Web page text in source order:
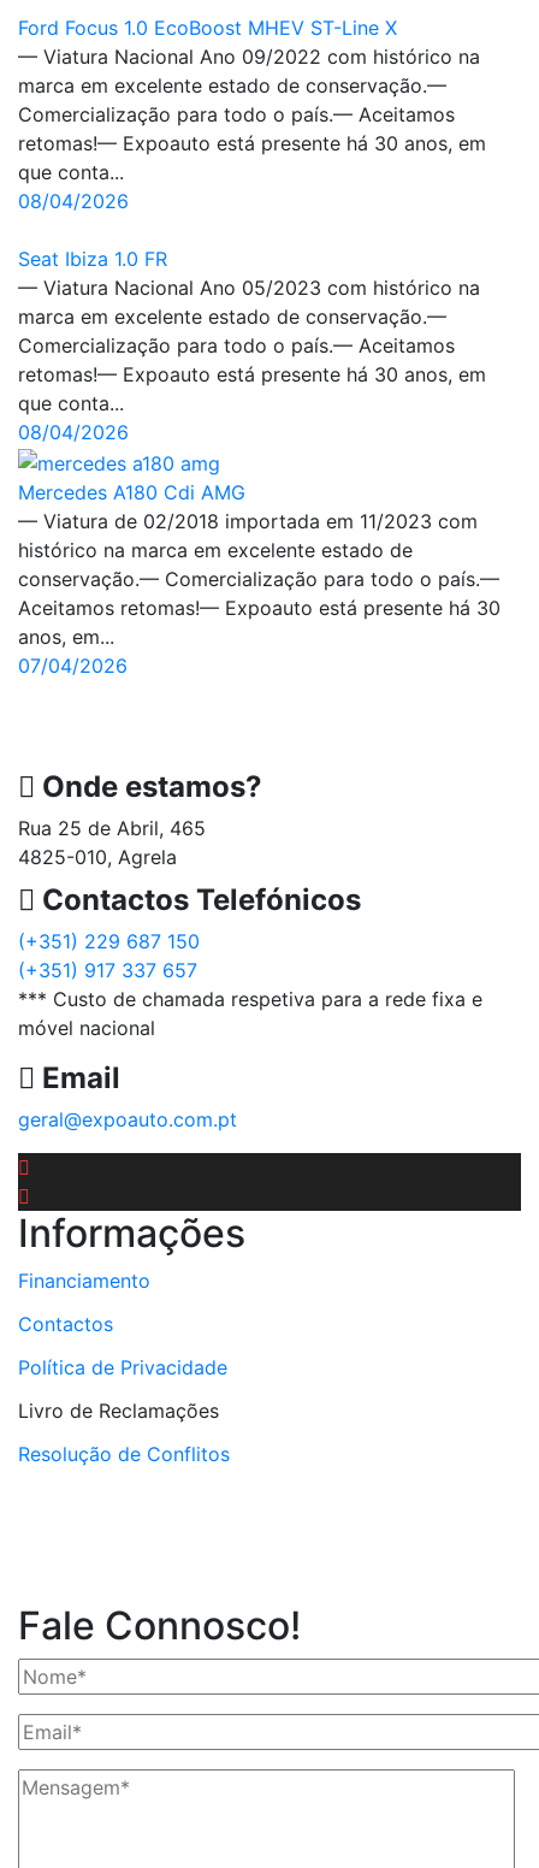
Ford Focus 1.0 EcoBoost MHEV ST-Line X
— Viatura Nacional Ano 09/2022 com histórico na
marca em excelente estado de conservação.—
Comercialização para todo o país.— Aceitamos
retomas!— Expoauto está presente há 30 anos, em
que conta...
08/04/2026
Seat Ibiza 1.0 FR
— Viatura Nacional Ano 05/2023 com histórico na
marca em excelente estado de conservação.—
Comercialização para todo o país.— Aceitamos
retomas!— Expoauto está presente há 30 anos, em
que conta...
08/04/2026
Mercedes A180 Cdi AMG
— Viatura de 02/2018 importada em 11/2023 com
histórico na marca em excelente estado de
conservação.— Comercialização para todo o país.—
Aceitamos retomas!— Expoauto está presente há 30
anos, em...
07/04/2026
Onde estamos?
Rua 25 de Abril, 465
4825-010, Agrela
Contactos Telefónicos
(+351) 229 687 150
(+351) 917 337 657
*** Custo de chamada respetiva para a rede fixa e
móvel nacional
Email
geral@expoauto.com.pt
Informações
Financiamento
Contactos
Política de Privacidade
Livro de Reclamações
Resolução de Conflitos
Fale Connosco!